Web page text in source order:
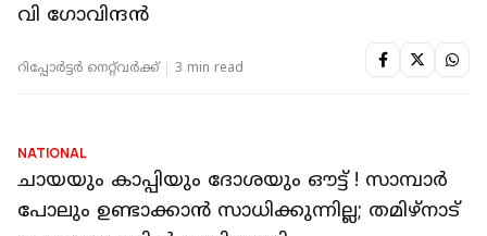
വി ഗോവിന്ദൻ
റിപ്പോർട്ടർ നെറ്റ്‌വര്‍ക്ക്‌ 3 min read